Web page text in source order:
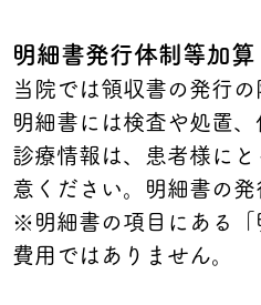
明細書発行体制等加算
当院では領収書の発行
明細書には検査や処置
診療情報は、患者様に
意ください。明細書の
※明細書の項目にある「
費用ではありません。